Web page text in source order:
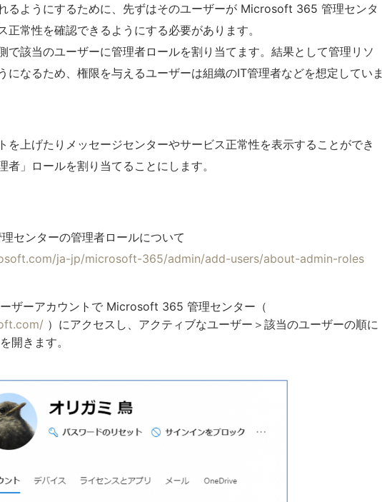
るようにするために、先ずはそのユーザーが Microsoft 365 管理センタ
正常性を確認できるようにする必要があります。
で該当のユーザーに管理者ロールを割り当てます。結果として管理リソ
になるため、権限を与えるユーザーは組織のIT管理者などを想定していま
を上げたりメッセージセンターやサービス正常性を表示することができ
者」ロールを割り当てることにします。
センターの管理者ロールについて
ja-jp/microsoft-365/admin/add-users/about-admin-roles
ザーアカウントで Microsoft 365 管理センター（
）にアクセスし、アクティブなユーザー＞該当のユーザーの順に
開きます。